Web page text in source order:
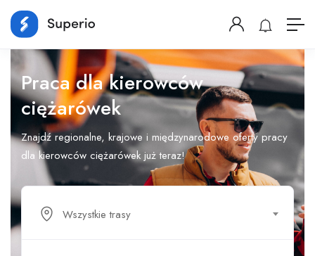
Praca dla kierowców
ciężarówek
Znajdź regionalne, krajowe i międzynarodowe oferty pracy
dla kierowców ciężarówek już teraz!
Wszystkie trasy